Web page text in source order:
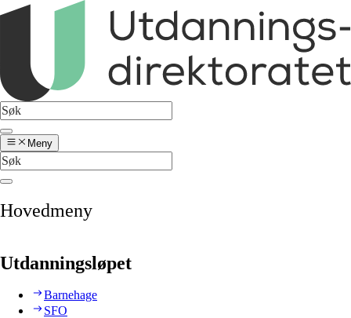
Meny
Hovedmeny
Utdanningsløpet
Barnehage
SFO